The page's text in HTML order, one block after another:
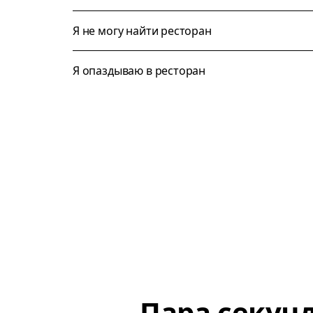
Я не могу найти ресторан
Я опаздываю в ресторан